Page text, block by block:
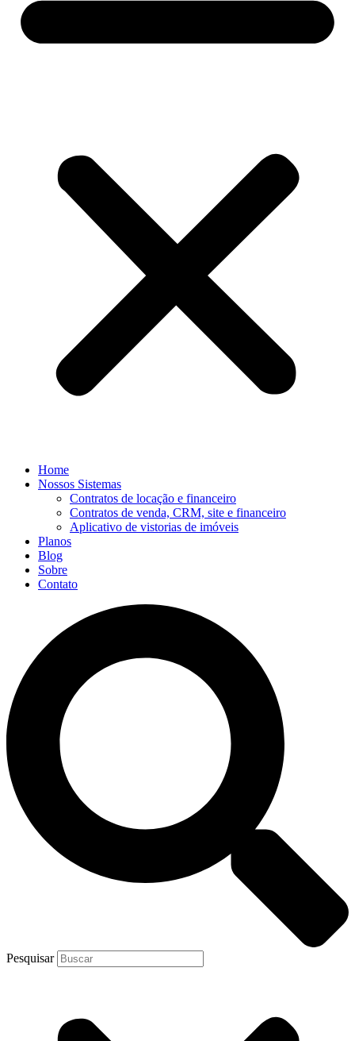
Home
Nossos Sistemas
Contratos de locação e financeiro
Contratos de venda, CRM, site e financeiro
Aplicativo de vistorias de imóveis
Planos
Blog
Sobre
Contato
Pesquisar